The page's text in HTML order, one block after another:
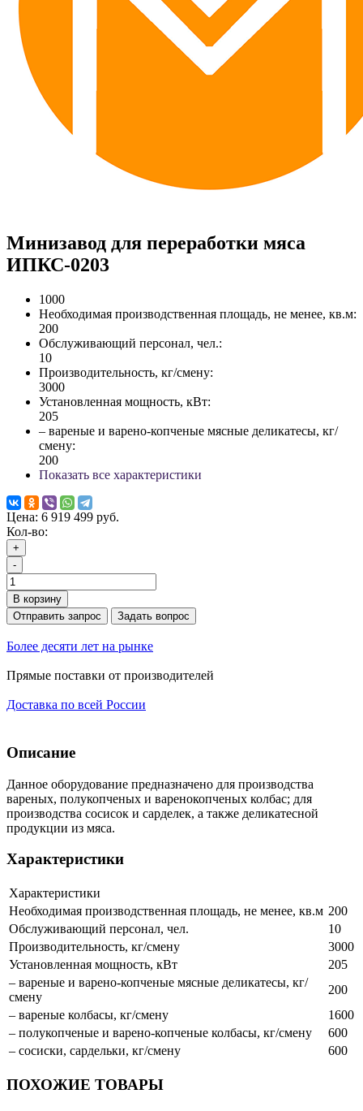
Минизавод для переработки мяса
ИПКС-0203
1000
Необходимая производственная площадь, не менее, кв.м:
200
Обслуживающий персонал, чел.:
10
Производительность, кг/смену:
3000
Установленная мощность, кВт:
205
– вареные и варено-копченые мясные деликатесы, кг/
смену:
200
Показать все характеристики
Цена: 6 919 499 руб.
Кол-во:
+
-
В корзину
Отправить запрос
Задать вопрос
Более десяти лет на рынке
Прямые поставки от производителей
Доставка по всей России
Описание
Данное оборудование предназначено для производства
вареных, полукопченых и варенокопченых колбас; для
производства сосисок и сарделек, а также деликатесной
продукции из мяса.
Характеристики
Характеристики
Необходимая производственная площадь, не менее, кв.м 200
Обслуживающий персонал, чел.
10
Производительность, кг/смену
3000
Установленная мощность, кВт
205
– вареные и варено-копченые мясные деликатесы, кг/
смену
200
– вареные колбасы, кг/смену
1600
– полукопченые и варено-копченые колбасы, кг/смену
600
– сосиски, сардельки, кг/смену
600
ПОХОЖИЕ ТОВАРЫ